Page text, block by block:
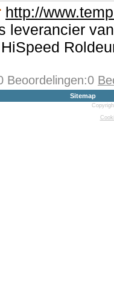
http://
leverancier
Beoordelingen:0
Sitemap